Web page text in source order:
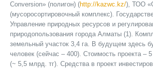
Conversion» (полигон) (http://kazwc.kz/), ТОО
(мусоросортировочный комплекс).
Управление природных ресурсов и
природопользования города Алматы (1).
земельный участок 3,4 га. В будущем здесь
человек (сейчас – 400). Стоимость проекта –
(~ 5,5 млрд. тг). Средства в проект